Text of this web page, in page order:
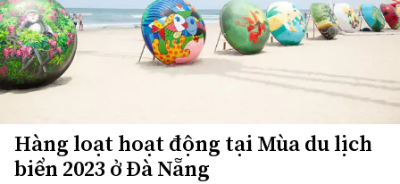
Hàng loạt hoạt động tại Mùa du lịch
biển 2023 ở Đà Nẵng